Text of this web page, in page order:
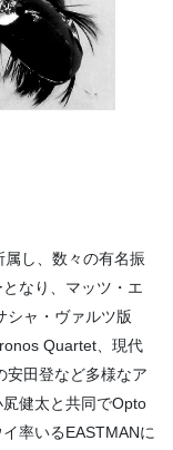
し、数々の有名振
なり、マッツ・エ
シャ・ヴァルツ版
Quartet、現代
安田登など多様なア
健太と共同でOpto
率いるEASTMANに